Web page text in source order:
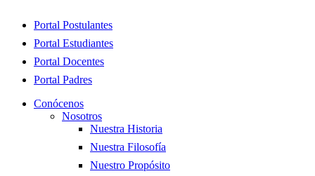
Close
Portal Postulantes
Portal Estudiantes
Portal Docentes
Portal Padres
Conócenos
Nosotros
Nuestra Historia
Nuestra Filosofía
Nuestro Propósito